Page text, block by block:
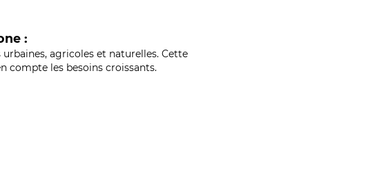
:
agricoles et naturelles. Cette
compte les besoins croissants.